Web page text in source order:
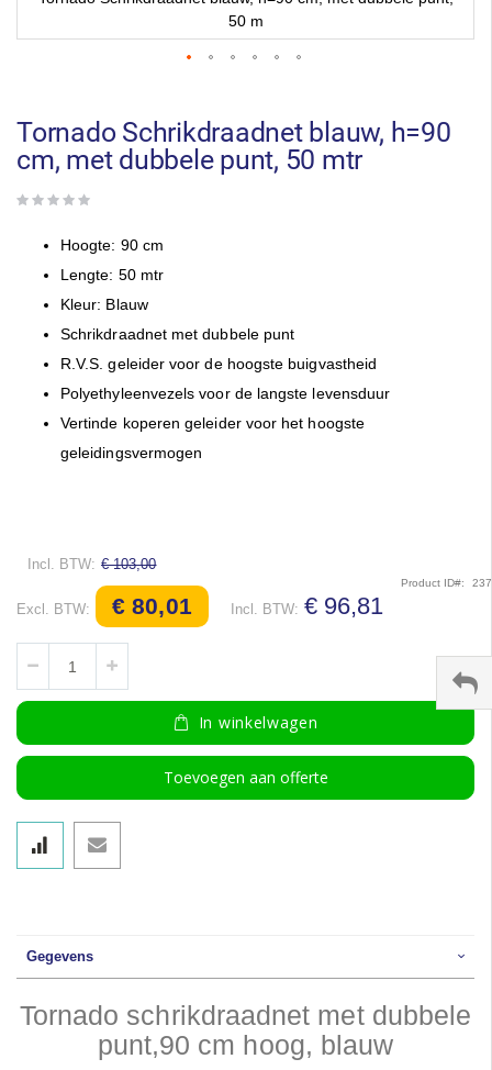
50 m
het
begin
van
afbeeldingen-
Tornado Schrikdraadnet blauw, h=90
cm, met dubbele punt, 50 mtr
Hoogte: 90 cm
Lengte: 50 mtr
Kleur: Blauw
Schrikdraadnet met dubbele punt
R.V.S. geleider voor de hoogste buigvastheid
Polyethyleenvezels voor de langste levensduur
Vertinde koperen geleider voor het hoogste
geleidingsvermogen
€ 103,00
€ 80,01
prijs
€ 96,81
Product ID
In winkelwagen
Toevoegen aan offerte
Gegevens
Tornado schrikdraadnet met dubbele
punt,90 cm hoog, blauw